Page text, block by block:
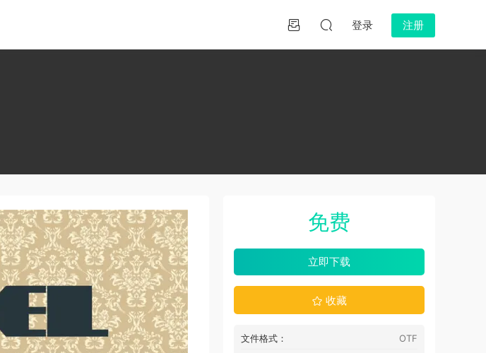
登录 注册
免费
立即下载
收藏
文件格式：
OTF